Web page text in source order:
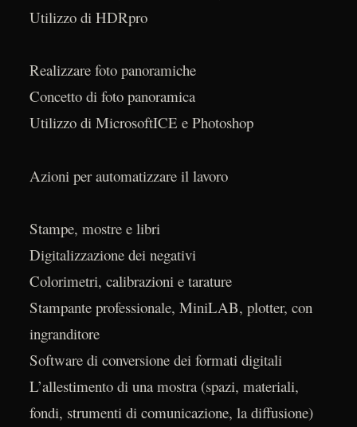
Utilizzo di HDRpro
Realizzare foto panoramiche
Concetto di foto panoramica
Utilizzo di MicrosoftICE e Photoshop
Azioni per automatizzare il lavoro
Stampe, mostre e libri
Digitalizzazione dei negativi
Colorimetri, calibrazioni e tarature
Stampante professionale, MiniLAB, plotter, con
ingranditore
Software di conversione dei formati digitali
L’allestimento di una mostra (spazi, materiali,
fondi, strumenti di comunicazione, la diffusione)